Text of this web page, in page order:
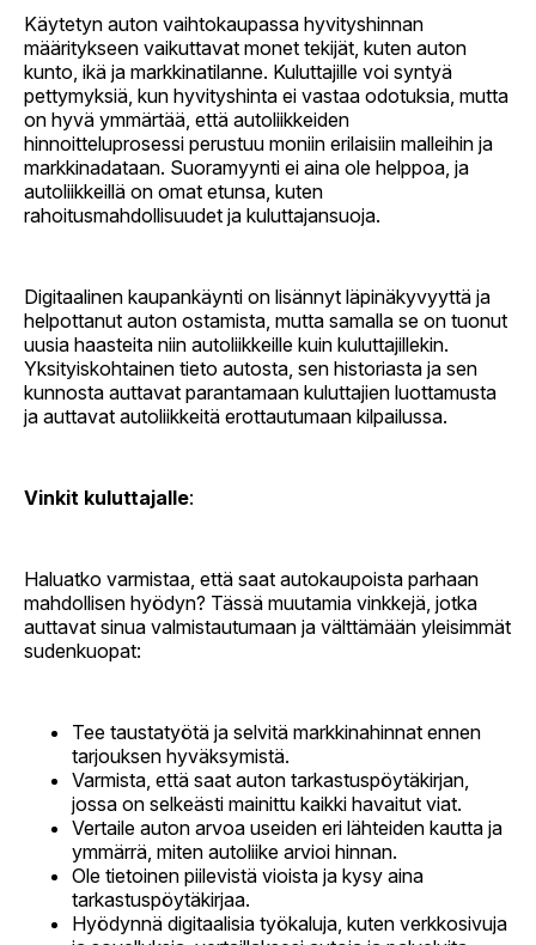
Käytetyn auton vaihtokaupassa hyvityshinnan
määritykseen vaikuttavat monet tekijät, kuten auton
kunto, ikä ja markkinatilanne. Kuluttajille voi syntyä
pettymyksiä, kun hyvityshinta ei vastaa odotuksia, mutta
on hyvä ymmärtää, että autoliikkeiden
hinnoitteluprosessi perustuu moniin erilaisiin malleihin ja
markkinadataan. Suoramyynti ei aina ole helppoa, ja
autoliikkeillä on omat etunsa, kuten
rahoitusmahdollisuudet ja kuluttajansuoja.
Digitaalinen kaupankäynti on lisännyt läpinäkyvyyttä ja
helpottanut auton ostamista, mutta samalla se on tuonut
uusia haasteita niin autoliikkeille kuin kuluttajillekin.
Yksityiskohtainen tieto autosta, sen historiasta ja sen
kunnosta auttavat parantamaan kuluttajien luottamusta
ja auttavat autoliikkeitä erottautumaan kilpailussa.
Vinkit kuluttajalle:
Haluatko varmistaa, että saat autokaupoista parhaan
mahdollisen hyödyn? Tässä muutamia vinkkejä, jotka
auttavat sinua valmistautumaan ja välttämään yleisimmät
sudenkuopat:
Tee taustatyötä ja selvitä markkinahinnat ennen
tarjouksen hyväksymistä.
Varmista, että saat auton tarkastuspöytäkirjan,
jossa on selkeästi mainittu kaikki havaitut viat.
Vertaile auton arvoa useiden eri lähteiden kautta ja
ymmärrä, miten autoliike arvioi hinnan.
Ole tietoinen piilevistä vioista ja kysy aina
tarkastuspöytäkirjaa.
Hyödynnä digitaalisia työkaluja, kuten verkkosivuja